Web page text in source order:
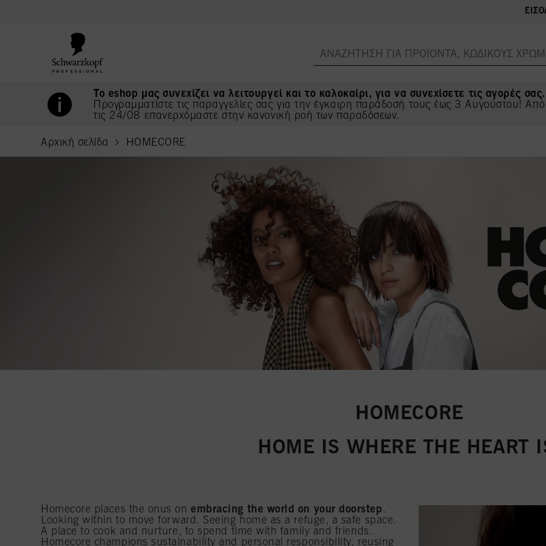
Το eshop μας συνεχίζει να λειτουργεί και το καλοκαίρι, για να συνεχίσετε τις αγορές σας.
Προγραμματίστε τις παραγγελίες σας για την έγκαιρη παράδοσή τους έως 3 Αυγούστου! Από
τις 24/08 επανερχόμαστε στην κανονική ροή των παραδόσεων.
Αρχική σελίδα HOMECORE
current page
HOMECORE
HOME IS WHERE THE HEART
Homecore places the onus onembracing the world on your doorstep .
Looking within to move forward. Seeing home as a refuge, a safe space.
A place to cook and nurture, to spend time with family and friends.
Homecore champions sustainability and personal responsibility, reusing